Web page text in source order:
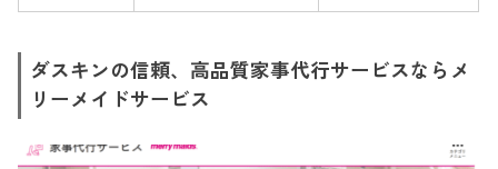
ダスキンの信頼、高品質家事代行サービスならメ
リーメイドサービス